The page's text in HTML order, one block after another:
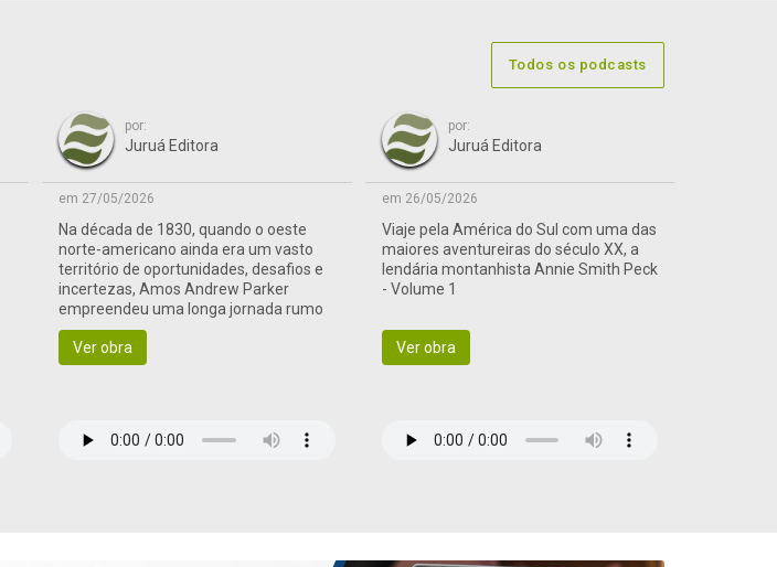
Todos os podcasts
por:
Juruá Editora
em 27/05/2026
Na década de 1830, quando o oeste
norte-americano ainda era um vasto
território de oportunidades, desafios e
incertezas, Amos Andrew Parker
empreendeu uma longa jornada rumo
às terras de fronteira
Ver obra
por:
Juruá Editora
em 26/05/2026
Viaje pela América do Sul com uma das
maiores aventureiras do século XX, a
lendária montanhista Annie Smith Peck
- Volume 1
Ver obra